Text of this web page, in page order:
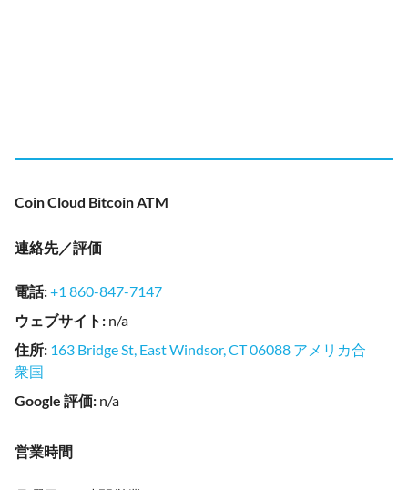
Coin Cloud Bitcoin ATM
連絡先／評価
電話:+1 860-847-7147
ウェブサイト : n/a
住所: 163 Bridge St, East Windsor, CT 06088 アメリカ合
衆国
Google 評価: n/a
営業時間